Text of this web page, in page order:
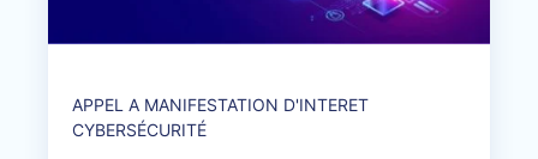
APPEL A MANIFESTATION D'INTERET
CYBERSÉCURITÉ